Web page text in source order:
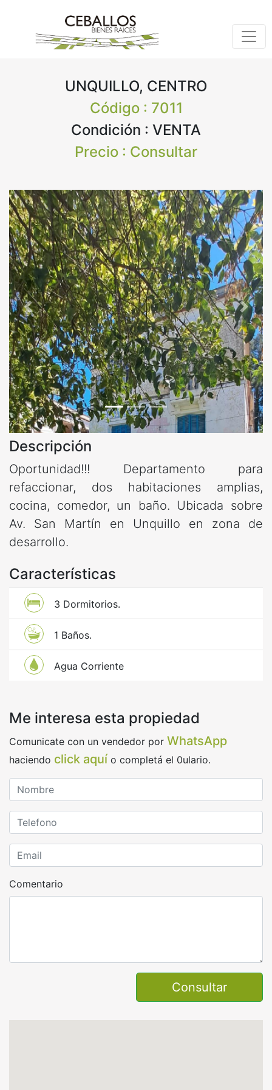
UNQUILLO, CENTRO
Código : 7011
Condición : VENTA
Precio : Consultar
Anterior
Descripción
Oportunidad!!! Departamento para
refaccionar, dos habitaciones amplias,
cocina, comedor, un baño. Ubicada sobre
Av. San Martín en Unquillo en zona de
desarrollo.
Características
3 Dormitorios.
1 Baños.
Agua Corriente
Me interesa esta propiedad
Comunicate con un vendedor por WhatsApp
haciendo click aquí o completá el 0ulario.
Comentario
Consultar